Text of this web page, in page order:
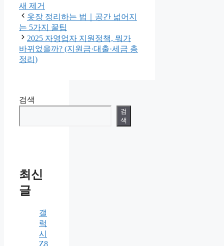
새 제거
옷장 정리하는 법｜공간 넓어지
는 5가지 꿀팁
2025 자영업자 지원정책, 뭐가
바뀌었을까? (지원금·대출·세금 총
정리)
검색
검
색
최신
글
갤
럭
시
Z8